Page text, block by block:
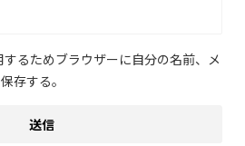
るためブラウザーに自分の名前、メ
存する。